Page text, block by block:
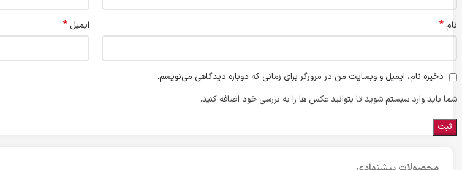
نام* ایمیل *
ذخیره نام، ایمیل و وبسایت من در مرورگر برای زمانی که دوباره دیدگاهی می‌نویسم.
شما باید وارد سیستم شوید تا بتوانید عکس ها را به بررسی خود اضافه کنید.